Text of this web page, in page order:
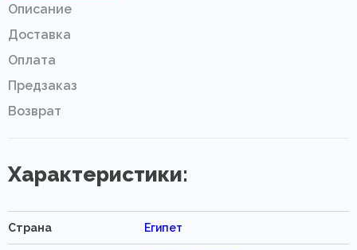
Описание
Доставка
Оплата
Предзаказ
Возврат
Характеристики:
Страна Египет